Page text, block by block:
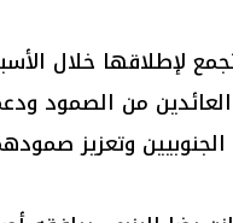
لإطلاقها خلال
من الصمود
وتعزيز